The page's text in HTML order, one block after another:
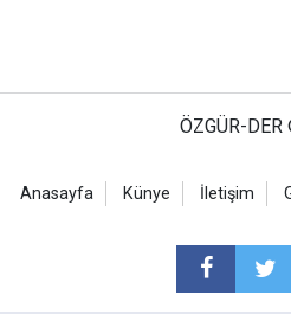
ÖZGÜR-
Anasayfa Künye İletişim